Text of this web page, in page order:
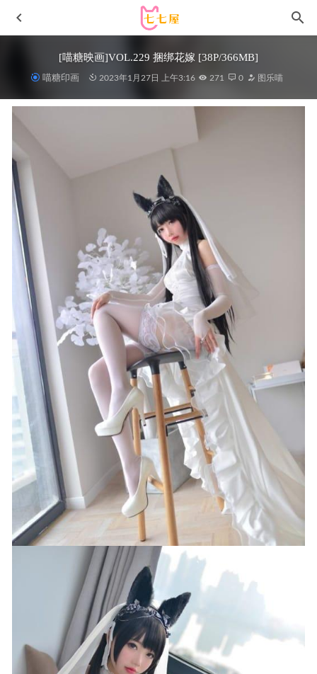
[喵糖映画]VOL.229 捆绑花嫁 [38P/366MB]
喵糖印画 2023年1月27日 上午3:16 271 0 图乐喵
[Xiuren秀人网]2025.05.27 NO.10333 安然
anran[80+1P/882MB]
2025-12-18
雨波_HaneAme – NO.433 原創-眼鏡女友·秋日毛衣[31P-
182MB]
2025-12-04
[Xiuren秀人网]2023.03.31 NO.6508 laura阿姣[67+1P／
533MB]
2023-06-22
Byoru – NO.283 海贼王 妮可·罗宾[83P30V-3.38GB]
04-14
Byoru – NO.138 Alice [24P-184M] 2023-09-10